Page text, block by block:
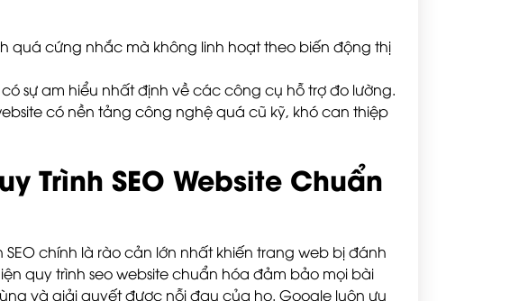
quá cứng nhắc mà không linh hoạt theo biến động thị
sự am hiểu nhất định về các công cụ hỗ trợ đo lường.
có nền tảng công nghệ quá cũ kỹ, khó can thiệp
Trình SEO Website Chuẩn
chính là rào cản lớn nhất khiến trang web bị đánh
quy trình seo website chuẩn hóa đảm bảo mọi bài
và giải quyết được nỗi đau của họ. Google luôn ưu